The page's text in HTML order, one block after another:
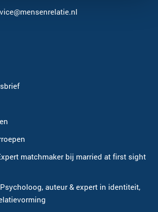
matchmaker bij married at first sight
auteur & expert in identiteit,